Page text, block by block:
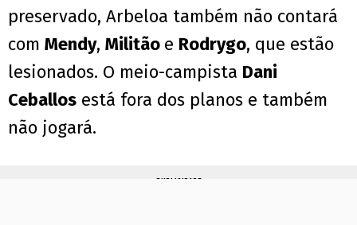
preservado, Arbeloa também não contará
com Mendy, Militão e Rodrygo, que estão
lesionados. O meio-campista Dani
Ceballos está fora dos planos e também
não jogará.
PUBLICIDADE